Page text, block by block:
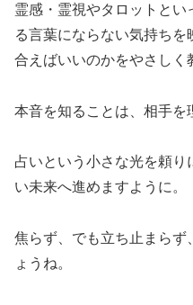
霊感・霊視やタロットと
る言葉にならない気持ちを
合えばいいのかをやさしく
本音を知ることは、相手を
占いという小さな光を頼り
い未来へ進めますように。
焦らず、でも立ち止まらず
ょうね。